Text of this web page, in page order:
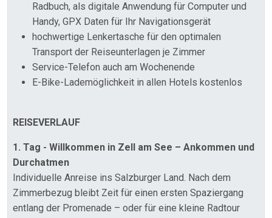
Radbuch, als digitale Anwendung für Computer und
Handy, GPX Daten für Ihr Navigationsgerät
hochwertige Lenkertasche für den optimalen
Transport der Reiseunterlagen je Zimmer
Service-Telefon auch am Wochenende
E-Bike-Lademöglichkeit in allen Hotels kostenlos
REISEVERLAUF
1. Tag - Willkommen in Zell am See – Ankommen und
Durchatmen
Individuelle Anreise ins Salzburger Land. Nach dem
Zimmerbezug bleibt Zeit für einen ersten Spaziergang
entlang der Promenade – oder für eine kleine Radtour